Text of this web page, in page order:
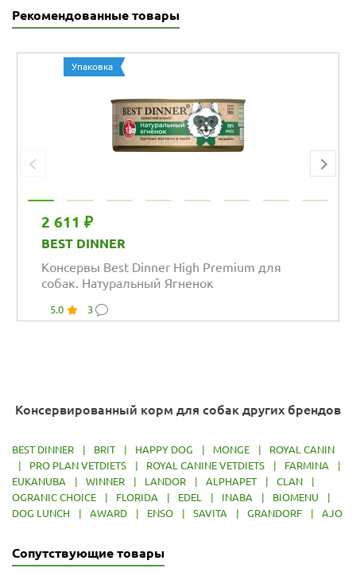
Рекомендованные товары
Упаковка
2 611 ₽
BEST DINNER
Консервы Best Dinner High Premium для
собак. Натуральный Ягненок
5.0 3
Консервированный корм для собак других брендов
BEST DINNER | BRIT | HAPPY DOG | MONGE |
ROYAL CANIN
|
PRO PLAN VETDIETS | ROYAL CANINE VETDIETS | FARMINA
|
EUKANUBA
| WINNER | LANDOR | ALPHAPET | CLAN
|
OGRANIC CHOICE
| FLORIDA | EDEL | INABA | BIOMENU
|
DOG LUNCH
| AWARD | ENSO | SAVITA | GRANDORF | AJO
Сопутствующие товары